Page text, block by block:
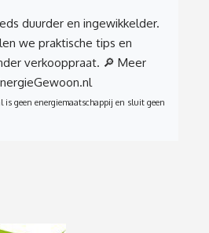
duurder en ingewikkelder.
we praktische tips en
verkooppraat. 🔎 Meer
is geen energiemaatschappij en sluit geen